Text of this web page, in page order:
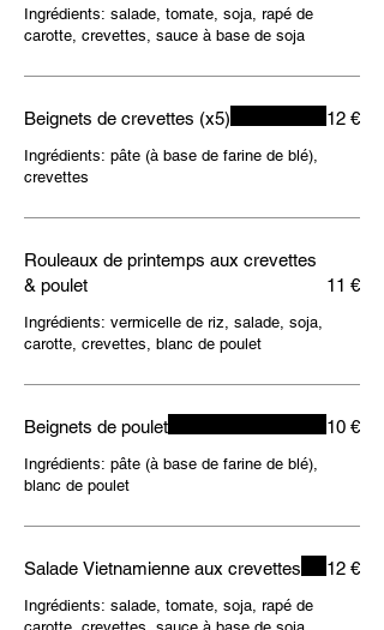
Ingrédients: salade, tomate, soja, rapé de
carotte, crevettes, sauce à base de soja
Beignets de crevettes (x5)
Ingrédients: pâte (à base de farine de blé),
crevettes
12 €
Rouleaux de printemps aux crevettes
& poulet
Ingrédients: vermicelle de riz, salade, soja,
carotte, crevettes, blanc de poulet
11 €
Beignets de poulet
Ingrédients: pâte (à base de farine de blé),
blanc de poulet
10 €
Salade Vietnamienne aux crevettes
Ingrédients: salade, tomate, soja, rapé de
12 €